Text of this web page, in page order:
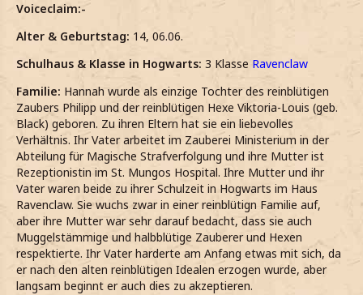
Voiceclaim:-
Alter & Geburtstag: 14, 06.06.
Schulhaus & Klasse in Hogwarts: 3 Klasse Ravenclaw
Familie: Hannah wurde als einzige Tochter des reinblütigen
Zaubers Philipp und der reinblütigen Hexe Viktoria-Louis (geb.
Black) geboren. Zu ihren Eltern hat sie ein liebevolles
Verhältnis. Ihr Vater arbeitet im Zauberei Ministerium in der
Abteilung für Magische Strafverfolgung und ihre Mutter ist
Rezeptionistin im St. Mungos Hospital. Ihre Mutter und ihr
Vater waren beide zu ihrer Schulzeit in Hogwarts im Haus
Ravenclaw. Sie wuchs zwar in einer reinblütign Familie auf,
aber ihre Mutter war sehr darauf bedacht, dass sie auch
Muggelstämmige und halbblütige Zauberer und Hexen
respektierte. Ihr Vater harderte am Anfang etwas mit sich, da
er nach den alten reinblütigen Idealen erzogen wurde, aber
langsam beginnt er auch dies zu akzeptieren.